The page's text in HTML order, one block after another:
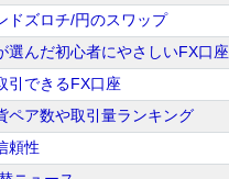
ドズロチ/円のスワップ
選んだ初心者にやさしいFX口座
引できるFX口座
ペア数や取引量ランキング
頼性